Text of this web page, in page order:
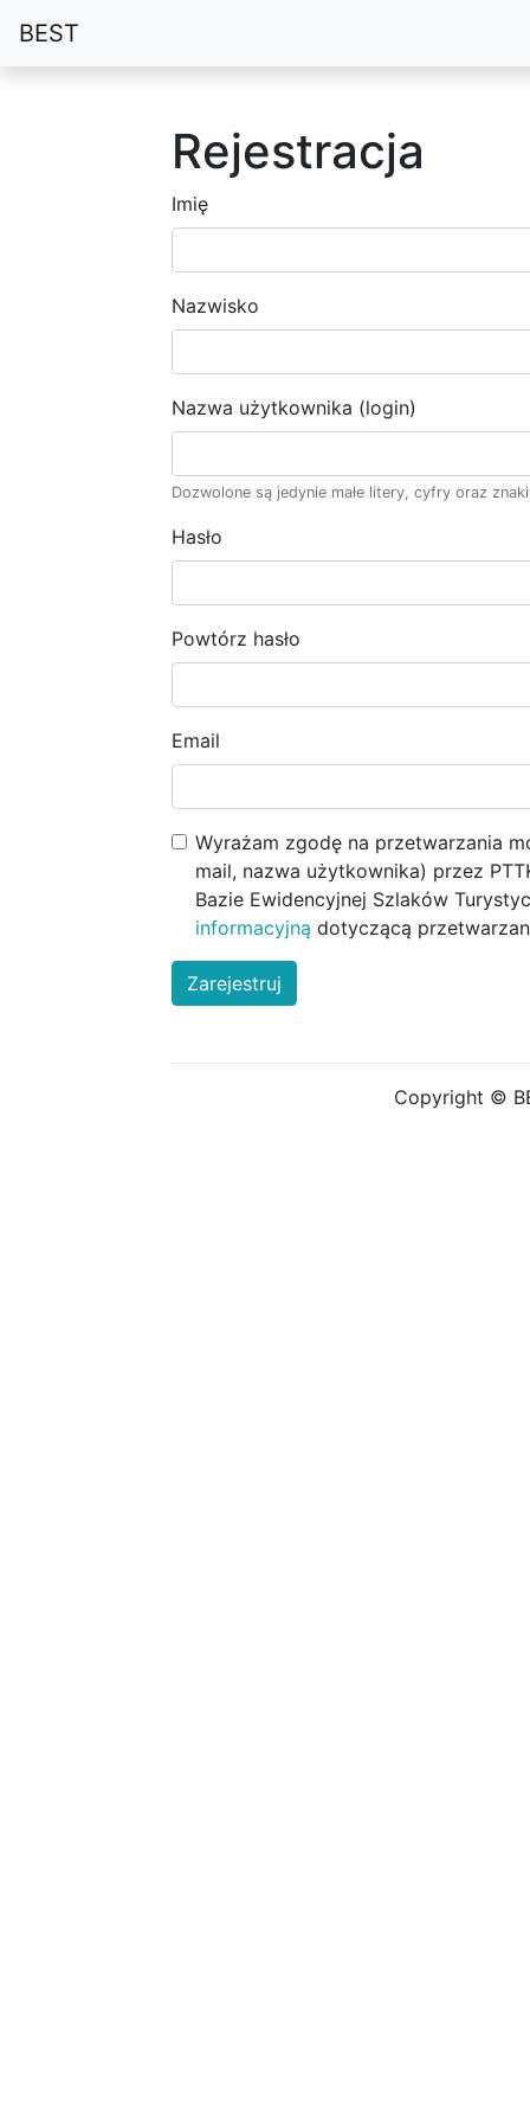
BEST
Rejestracja
Imię
Nazwisko
Nazwa użytkownika (login)
Dozwolone są jedynie małe litery, cyfry oraz
Hasło
Powtórz hasło
Email
Wyrażam zgodę na przetwarzania
mail, nazwa użytkownika) przez
Bazie Ewidencyjnej Szlaków
informacyjną dotyczącą
Zarejestruj
Copyright ©